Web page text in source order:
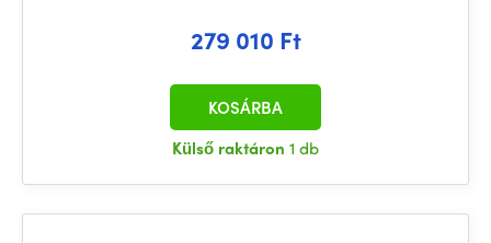
279 010 Ft
Külső raktáron 1 db
KOSÁRBA